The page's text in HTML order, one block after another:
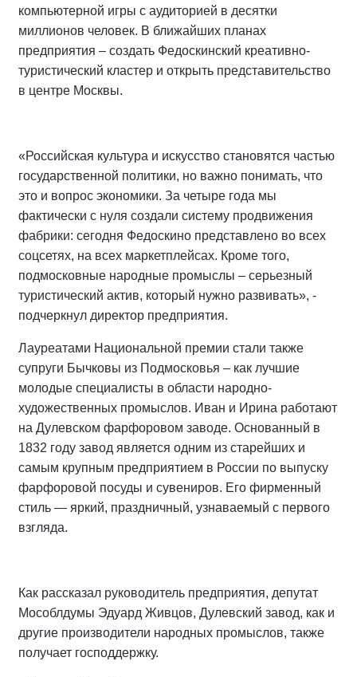
компьютерной игры с аудиторией в десятки
миллионов человек. В ближайших планах
предприятия – создать Федоскинский креативно-
туристический кластер и открыть представительство
в центре Москвы.
«Российская культура и искусство становятся частью
государственной политики, но важно понимать, что
это и вопрос экономики. За четыре года мы
фактически с нуля создали систему продвижения
фабрики: сегодня Федоскино представлено во всех
соцсетях, на всех маркетплейсах. Кроме того,
подмосковные народные промыслы – серьезный
туристический актив, который нужно развивать», -
подчеркнул директор предприятия.
Лауреатами Национальной премии стали также
супруги Бычковы из Подмосковья – как лучшие
молодые специалисты в области народно-
художественных промыслов. Иван и Ирина работают
на Дулевском фарфоровом заводе. Основанный в
1832 году завод является одним из старейших и
самым крупным предприятием в России по выпуску
фарфоровой посуды и сувениров. Его фирменный
стиль — яркий, праздничный, узнаваемый с первого
взгляда.
Как рассказал руководитель предприятия, депутат
Мособлдумы Эдуард Живцов, Дулевский завод, как и
другие производители народных промыслов, также
получает господдержку.